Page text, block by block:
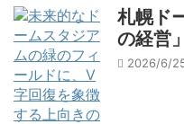
札幌ド
の経営
2026/6/